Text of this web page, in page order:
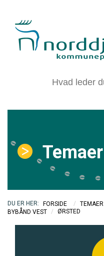
Temaer
FORSIDE / TEMAER
BYBÅND VEST
/ ØRSTED